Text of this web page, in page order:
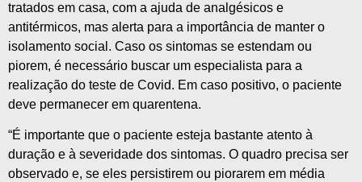
tratados em casa, com a ajuda de analgésicos e
antitérmicos, mas alerta para a importância de manter o
isolamento social. Caso os sintomas se estendam ou
piorem, é necessário buscar um especialista para a
realização do teste de Covid. Em caso positivo, o paciente
deve permanecer em quarentena.
“É importante que o paciente esteja bastante atento à
duração e à severidade dos sintomas. O quadro precisa ser
observado e, se eles persistirem ou piorarem em média